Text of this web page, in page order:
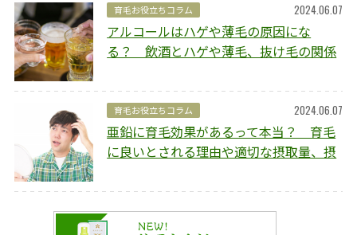
育毛お役立ちコラム 2024.06.07
アルコールはハゲや薄毛の原因にな
る？ 飲酒とハゲや薄毛、抜け毛の関係
育毛お役立ちコラム 2024.06.07
亜鉛に育毛効果があるって本当？ 育毛
に良いとされる理由や適切な摂取量、摂